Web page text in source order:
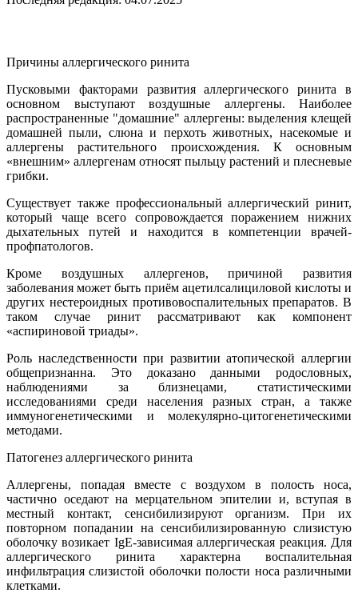
Причины аллергического ринита
Пусковыми факторами развития аллергического ринита в
основном выступают воздушные аллергены. Наиболее
распространенные "домашние" аллергены: выделения клещей
домашней пыли, слюна и перхоть животных, насекомые и
аллергены растительного происхождения. К основным
«внешним» аллергенам относят пыльцу растений и плесневые
грибки.
Существует также профессиональный аллергический ринит,
который чаще всего сопровождается поражением нижних
дыхательных путей и находится в компетенции врачей-
профпатологов.
Кроме воздушных аллергенов, причиной развития
заболевания может быть приём ацетилсалициловой кислоты и
других нестероидных противовоспалительных препаратов. В
таком случае ринит рассматривают как компонент
«аспириновой триады».
Роль наследственности при развитии атопической аллергии
общепризнанна. Это доказано данными родословных,
наблюдениями за близнецами, статистическими
исследованиями среди населения разных стран, а также
иммуногенетическими и молекулярно-цитогенетическими
методами.
Патогенез аллергического ринита
Аллергены, попадая вместе с воздухом в полость носа,
частично оседают на мерцательном эпителии и, вступая в
местный контакт, сенсибилизируют организм. При их
повторном попадании на сенсибилизированную слизистую
оболочку возикает IgE-зависимая аллергическая реакция. Для
аллергического ринита характерна воспалительная
инфильтрация слизистой оболочки полости носа различными
клетками.